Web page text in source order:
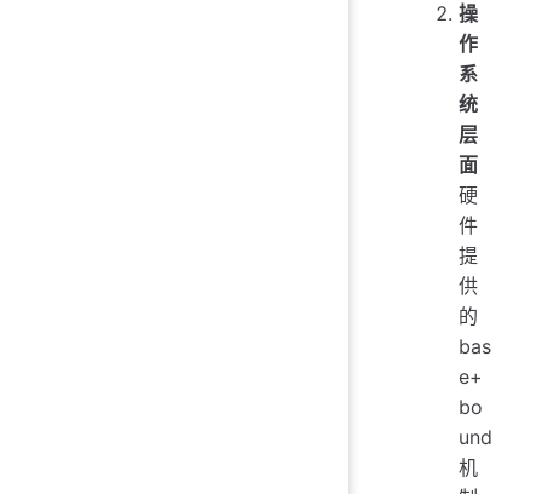
操
作
系
统
层
面
硬
件
提
供
的
bas
e+
bo
und
机